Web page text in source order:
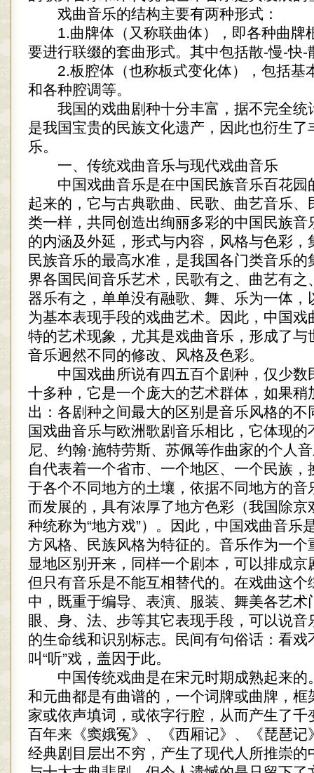
戏曲音乐的结构主要有两种形式：
1.曲牌体（又称联曲体），即各种曲牌
要进行联缀的套曲形式。其中包括散-慢-快-
2.板腔体（也称板式变化体），包括基
和各种腔调等。
我国的戏曲剧种十分丰富，据不完全统
是我国宝贵的民族文化遗产，因此也衍生了
乐。
一、传统戏曲音乐与现代戏曲音乐
中国戏曲音乐是在中国民族音乐百花园
起来的，它与古典歌曲、民歌、曲艺音乐、
类一样，共同创造出绚丽多彩的中国民族音
的内涵及外延，形式与内容，风格与色彩，
民族音乐的最高水准，是我国各门类音乐的
界各国民间音乐艺术，民歌有之、曲艺有之
器乐有之，单单没有融歌、舞、乐为一体，
为基本表现手段的戏曲艺术。因此，中国戏
特的艺术现象，尤其是戏曲音乐，形成了与
音乐迥然不同的修改、风格及色彩。
中国戏曲所说有四五百个剧种，仅少数
十多种，它是一个庞大的艺术群体，如果稍
出：各剧种之间最大的区别是音乐风格的不
国戏曲音乐与欧洲歌剧音乐相比，它体现的
尼、约翰·施特劳斯、苏佩等作曲家的个人
自代表着一个省市、一个地区、一个民族，
于各个不同地方的土壤，依据不同地方的音
而发展的，具有浓厚了地方色彩（我国除京
种统称为“地方戏”）。因此，中国戏曲音乐
方风格、民族风格为特征的。音乐作为一个
显地区别开来，同样一个剧本，可以排成京
但只有音乐是不能互相替代的。在戏曲这个
中，既重于编导、表演、服装、舞美各艺术
眼、身、法、步等其它表现手段，可以说音
的生命线和识别标志。民间有句俗话：看戏
叫“听”戏，盖因于此。
中国传统戏曲是在宋元时期成熟起来的
和元曲都是有曲谱的，一个词牌或曲牌，框
家或依声填词，或依字行腔，从而产生了千
百年来《窦娥冤》、《西厢记》、《琵琶记
经典剧目层出不穷，产生了现代人所推崇的